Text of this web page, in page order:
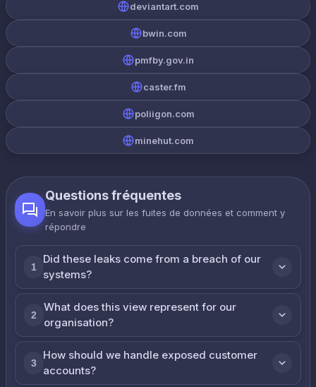
deviantart.com
bwin.com
pmfby.gov.in
caster.fm
poliigon.com
minehut.com
Questions fréquentes
En savoir plus sur les fuites de données et comment y
répondre
1
Did these leaks come from a breach of our
systems?
2
What does this view represent for our
organisation?
3
How should we handle exposed customer
accounts?